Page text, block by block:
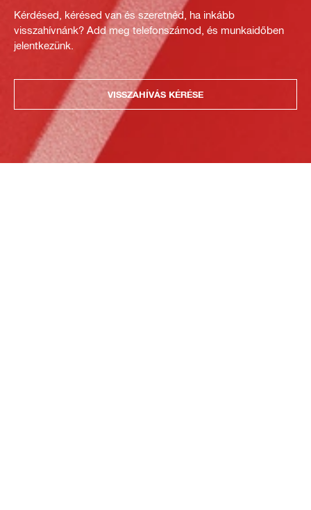
Kérdésed, kérésed van és szeretnéd, ha inkább
visszahívnánk? Add meg telefonszámod, és munkaidőben
jelentkezünk.
VISSZAHÍVÁS KÉRÉSE